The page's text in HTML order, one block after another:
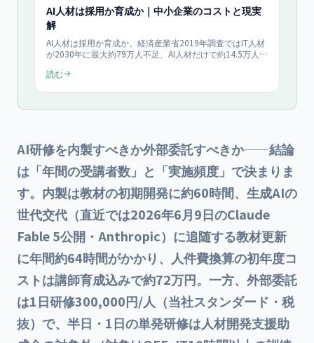
AI人材は採用か育成か｜中小企業のコストと現実
解
AI人材は採用か育成か。経済産業省2019年調査ではIT人材
が2030年に最大約79万人不足、AI人材だけで約14.5万人不
2020）に対し、育成は研修費15万〜30万円/人から（半
す。
読む
AI研修を内製すべきか外部委託すべきか——結論
は「年間の受講者数」と「実施頻度」で決まりま
す。内製は教材の初期開発に約60時間、生成AIの
世代交代（直近では2026年6月9日のClaude
Fable 5公開・Anthropic）に追随する教材更新
に年間約64時間がかかり、人件費換算の初年度コ
ストは講師育成込みで約72万円。一方、外部委託
は1日研修300,000円/人（当社スタンダード・税
抜）で、半日・1日の単発研修は人材開発支援助